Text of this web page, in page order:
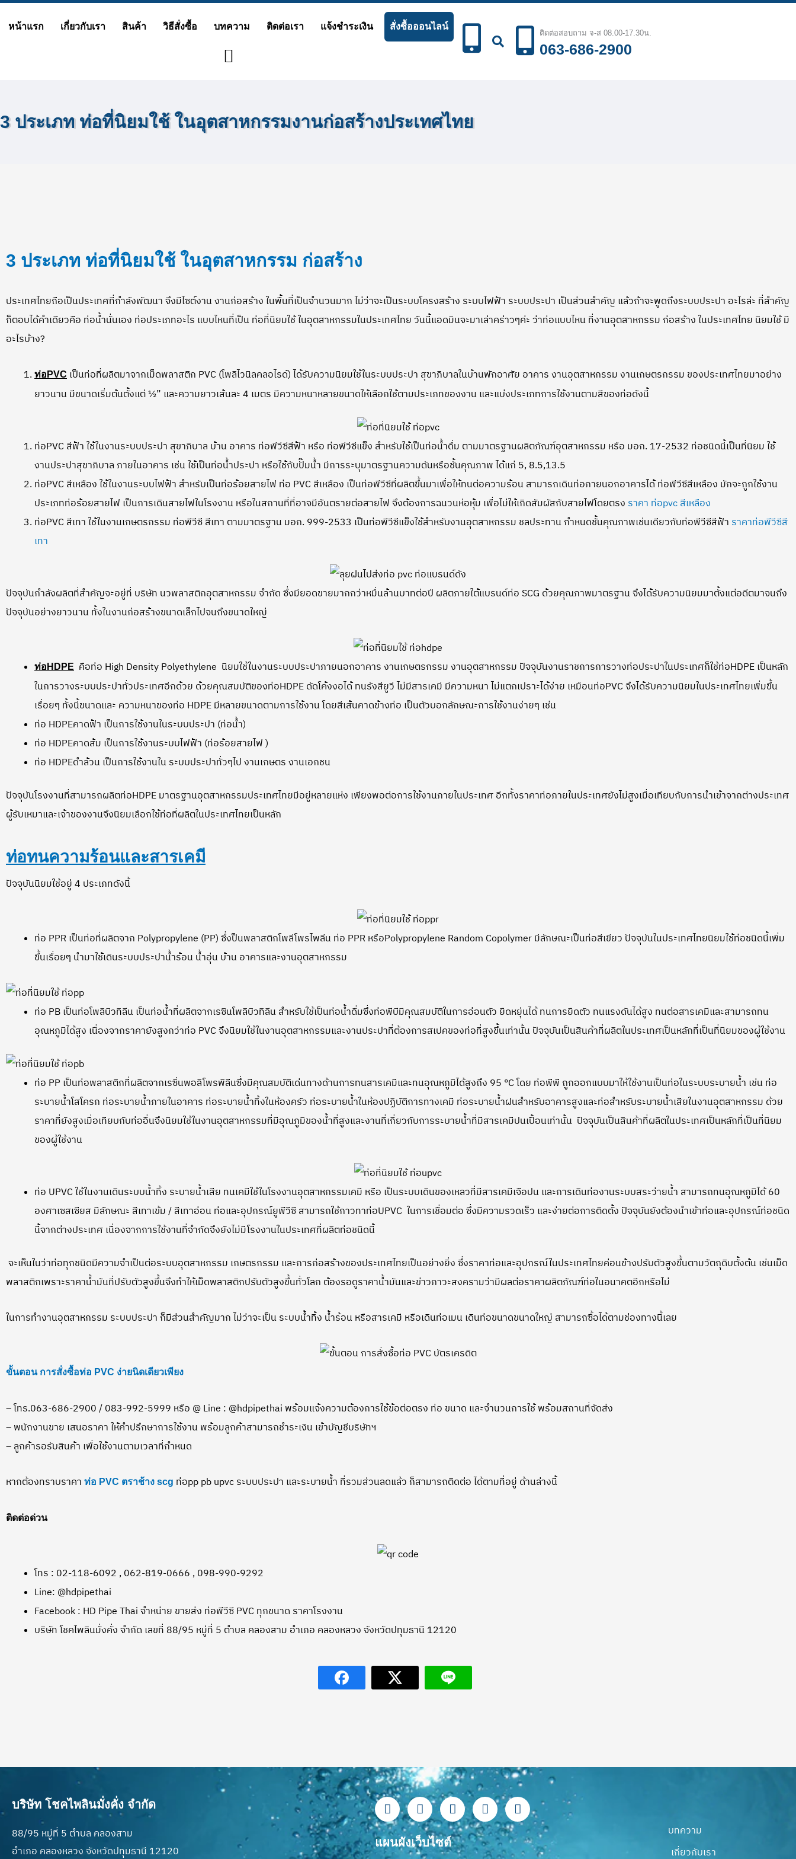
หน้าแรก เกี่ยวกับเรา สินค้า วิธีสั่งซื้อ บทความ ติดต่อเรา แจ้งชำระเงิน สั่งซื้อออนไลน์
ติดต่อสอบถาม จ-ส 08.00-17.30น.
063-686-2900
3 ประเภท ท่อที่นิยมใช้ ในอุตสาหกรรมงานก่อสร้างประเทศไทย
3 ประเภท ท่อที่นิยมใช้ ในอุตสาหกรรม ก่อสร้าง
ประเทศไทยถือเป็นประเทศที่กำลังพัฒนา จึงมีไซต์งาน งานก่อสร้าง ในพื้นที่เป็นจำนวนมาก ไม่ว่าจะเป็นระบบโครงสร้าง ระบบไฟฟ้า ระบบประปา เป็นส่วนสำคัญ แล้วถ้าจะพูดถึงระบบประปา อะไรล่ะ ที่สำคัญ
ก็ตอบได้คำเดียวคือ ท่อน้ำนั่นเอง ท่อประเภทอะไร แบบไหนที่เป็น ท่อที่นิยมใช้ ในอุตสาหกรรมในประเทศไทย วันนี้แอดมินจะมาเล่าคร่าวๆค่ะ ว่าท่อแบบไหน ที่งานอุตสาหกรรม ก่อสร้าง ในประเทศไทย นิยมใช้ มี
อะไรบ้าง?
ท่อPVC เป็นท่อที่ผลิตมาจากเม็ดพลาสติก PVC (โพลิไวนิลคลอไรด์) ได้รับความนิยมใช้ในระบบประปา สุขาภิบาลในบ้านพักอาศัย อาคาร งานอุตสาหกรรม งานเกษตรกรรม ของประเทศไทยมาอย่าง
ยาวนาน มีขนาดเริ่มต้นตั้งแต่ ½” และความยาวเส้นละ 4 เมตร มีความหนาหลายขนาดให้เลือกใช้ตามประเภทของงาน และแบ่งประเภทการใช้งานตามสีของท่อดังนี้
ท่อPVC สีฟ้า ใช้ในงานระบบประปา สุขาภิบาล บ้าน อาคาร ท่อพีวีซีสีฟ้า หรือ ท่อพีวีซีแข็ง สำหรับใช้เป็นท่อน้ำดื่ม ตามมาตรฐานผลิตภัณฑ์อุตสาหกรรม หรือ มอก. 17-2532 ท่อชนิดนี้เป็นที่นิยม ใช้
งานประปาสุขาภิบาล ภายในอาคาร เช่น ใช้เป็นท่อน้ำประปา หรือใช้กับปั๊มน้ำ มีการระบุมาตรฐานความดันหรือชั้นคุณภาพ ได้แก่ 5, 8.5,13.5
ท่อPVC สีเหลือง ใช้ในงานระบบไฟฟ้า สำหรับเป็นท่อร้อยสายไฟ ท่อ PVC สีเหลือง เป็นท่อพีวีซีที่ผลิตขึ้นมาเพื่อให้ทนต่อความร้อน สามารถเดินท่อภายนอกอาคารได้ ท่อพีวีซีสีเหลือง มักจะถูกใช้งาน
ประเภทท่อร้อยสายไฟ เป็นการเดินสายไฟในโรงงาน หรือในสถานที่ที่อาจมีอันตรายต่อสายไฟ จึงต้องการฉนวนห่อหุ้ม เพื่อไม่ให้เกิดสัมผัสกับสายไฟโดยตรง ราคา ท่อpvc สีเหลือง
ท่อPVC สีเทา ใช้ในงานเกษตรกรรม ท่อพีวีซี สีเทา ตามมาตรฐาน มอก. 999-2533 เป็นท่อพีวีซีแข็งใช้สำหรับงานอุตสาหกรรม ชลประทาน กำหนดชั้นคุณภาพเช่นเดียวกับท่อพีวีซีสีฟ้า ราคาท่อพีวีซีสี
เทา
ปัจจุบันกำลังผลิตที่สำคัญจะอยู่ที่ บริษัท นวพลาสติกอุตสาหกรรม จำกัด ซึ่งมียอดขายมากกว่าหมื่นล้านบาทต่อปี ผลิตภายใต้แบรนด์ท่อ SCG ด้วยคุณภาพมาตรฐาน จึงได้รับความนิยมมาตั้งแต่อดีตมาจนถึง
ปัจจุบันอย่างยาวนาน ทั้งในงานก่อสร้างขนาดเล็กไปจนถึงขนาดใหญ่
ท่อ HDPE คือท่อ High Density Polyethylene นิยมใช้ในงานระบบประปาภายนอกอาคาร งานเกษตรกรรม งานอุตสาหกรรม ปัจจุบันงานราชการการวางท่อประปาในประเทศก็ใช้ท่อHDPE เป็นหลัก
ในการวางระบบประปาทั่วประเทศอีกด้วย ด้วยคุณสมบัติของท่อHDPE ดัดโค้งงอได้ ทนรังสียูวี ไม่มีสารเคมี มีความหนา ไม่แตกเปราะได้ง่าย เหมือนท่อPVC จึงได้รับความนิยมในประเทศไทยเพิ่มขึ้น
เรื่อยๆ ทั้งนี้ขนาดและ ความหนาของท่อ HDPE มีหลายขนาดตามการใช้งาน โดยสีเส้นคาดข้างท่อ เป็นตัวบอกลักษณะการใช้งานง่ายๆ เช่น
ท่อ HDPEคาดฟ้า เป็นการใช้งานในระบบประปา (ท่อน้ำ)
ท่อ HDPEคาดส้ม เป็นการใช้งานระบบไฟฟ้า (ท่อร้อยสายไฟ )
ท่อ HDPEดำล้วน เป็นการใช้งานใน ระบบประปาทั่วๆไป งานเกษตร งานเอกชน
ปัจจุบันโรงงานที่สามารถผลิตท่อHDPE มาตรฐานอุตสาหกรรมประเทศไทยมีอยู่หลายแห่ง เพียงพอต่อการใช้งานภายในประเทศ อีกทั้งราคาท่อภายในประเทศยังไม่สูงเมื่อเทียบกับการนำเข้าจากต่างประเทศ
ผู้รับเหมาและเจ้าของงานจึงนิยมเลือกใช้ท่อที่ผลิตในประเทศไทยเป็นหลัก
ท่อทนความร้อนและสารเคมี
ปัจจุบันนิยมใช้อยู่ 4 ประเภทดังนี้
ท่อ PPR เป็นท่อที่ผลิตจาก Polypropylene (PP) ซึ่งป็นพลาสติกโพลีโพรไพลีน ท่อ PPR หรือPolypropylene Random Copolymer มีลักษณะเป็นท่อสีเขียว ปัจจุบันในประเทศไทยนิยมใช้ท่อชนิดนี้เพิ่ม
ขึ้นเรื่อยๆ นำมาใช้เดินระบบประปาน้ำร้อน น้ำอุ่น บ้าน อาคารและงานอุตสาหกรรม
ท่อ PB เป็นท่อโพลิบิวทิลีน เป็นท่อน้ำที่ผลิตจากเรซินโพลิบิวทิลีน สำหรับใช้เป็นท่อน้ำดื่มซึ่งท่อพีบีมีคุณสมบัติในการอ่อนตัว ยืดหยุ่นได้ ทนการยืดตัว ทนแรงดันได้สูง ทนต่อสารเคมีและสามารถทน
อุณหภูมิได้สูง เนื่องจากราคายังสูงกว่าท่อ PVC จึงนิยมใช้ในงานอุตสาหกรรมและงานประปาที่ต้องการสเปคของท่อที่สูงขึ้นเท่านั้น ปัจจุบันเป็นสินค้าที่ผลิตในประเทศเป็นหลักที่เป็นที่นิยมของผู้ใช้งาน
ท่อ PP เป็นท่อพลาสติกที่ผลิตจากเรซิ่นพอลิโพรพิลีนซึ่งมีคุณสมบัติเด่นทางด้านการทนสารเคมีและทนอุณหภูมิได้สูงถึง 95 °C โดย ท่อพีพี ถูกออกแบบมาให้ใช้งานเป็นท่อในระบบระบายน้ำ เช่น ท่อ
ระบายน้ำโสโครก ท่อระบายน้ำภายในอาคาร ท่อระบายน้ำทิ้งในห้องครัว ท่อระบายน้ำในห้องปฏิบัติการทางเคมี ท่อระบายน้ำฝนสำหรับอาคารสูงและท่อสำหรับระบายน้ำเสียในงานอุตสาหกรรม ด้วย
ราคาที่ยังสูงเมื่อเทียบกับท่ออื่นจึงนิยมใช้ในงานอุตสาหกรรมที่มีอุณภูมิของน้ำที่สูงและงานที่เกี่ยวกับการระบายน้ำที่มีสารเคมีปนเปื้อนเท่านั้น ปัจจุบันเป็นสินค้าที่ผลิตในประเทศเป็นหลักที่เป็นที่นิยม
ของผู้ใช้งาน
ท่อ UPVC ใช้ในงานเดินระบบน้ำทิ้ง ระบายน้ำเสีย ทนเคมีใช้ในโรงงานอุตสาหกรรมเคมี หรือ เป็นระบบเดินของเหลวที่มีสารเคมีเจือปน และการเดินท่องานระบบสระว่ายน้ำ สามารถทนอุณหภูมิได้ 60
องศาเซสเซียส มีลักษณะ สีเทาเข้ม / สีเทาอ่อน ท่อและอุปกรณ์ยูพีวีซี สามารถใช้กาวทาท่อUPVC ในการเชื่อมต่อ ซึ่งมีความรวดเร็ว และง่ายต่อการติดตั้ง ปัจจุบันยังต้องนำเข้าท่อและอุปกรณ์ท่อชนิด
นี้จากต่างประเทศ เนื่องจากการใช้งานที่จำกัดจึงยังไม่มีโรงงานในประเทศที่ผลิตท่อชนิดนี้
จะเห็นในว่าท่อทุกชนิดมีความจำเป็นต่อระบบอุตสาหกรรม เกษตรกรรม และการก่อสร้างของประเทศไทยเป็นอย่างยิ่ง ซึ่งราคาท่อและอุปกรณ์ในประเทศไทยค่อนข้างปรับตัวสูงขึ้นตามวัตถุดิบตั้งต้น เช่นเม็ด
พลาสติกเพราะราคาน้ำมันที่ปรับตัวสูงขึ้นจึงทำให้เม็ดพลาสติกปรับตัวสูงขึ้นทั่วโลก ต้องรอดูราคาน้ำมันและข่าวภาวะสงครามว่ามีผลต่อราคาผลิตภัณฑ์ท่อในอนาคตอีกหรือไม่
ในการทำงานอุตสาหกรรม ระบบประปา ก็มีส่วนสำคัญมาก ไม่ว่าจะเป็น ระบบน้ำทิ้ง น้ำร้อน หรือสารเคมี หรือเดินท่อเมน เดินท่อขนาดขนาดใหญ่ สามารถซื้อได้ตามช่องทางนี้เลย
ขั้นตอน การสั่งซื้อท่อ PVC ง่ายนิดเดียวเพียง
– โทร.063-686-2900 / 083-992-5999 หรือ @ Line : @hdpipethai พร้อมแจ้งความต้องการใช้ข้อต่อตรง ท่อ ขนาด และจำนวนการใช้ พร้อมสถานที่จัดส่ง
– พนักงานขาย เสนอราคา ให้คำปรึกษาการใช้งาน พร้อมลูกค้าสามารถชำระเงิน เข้าบัญชีบริษัทฯ
– ลูกค้ารอรับสินค้า เพื่อใช้งานตามเวลาที่กำหนด
หากต้องทราบราคา ท่อ PVC ตราช้าง scg ท่อpp pb upvc ระบบประปา และระบายน้ำ ที่รวมส่วนลดแล้ว ก็สามารถติดต่อ ได้ตามที่อยู่ ด้านล่างนี้
ติดต่อด่วน
โทร : 02-118-6092 , 062-819-0666 , 098-990-9292
Line: @hdpipethai
Facebook : HD Pipe Thai จำหน่าย ขายส่ง ท่อพีวีซี PVC ทุกขนาด ราคาโรงงาน
บริษัท โชคไพลินมั่งคั่ง จำกัด เลขที่ 88/95 หมู่ที่ 5 ตำบล คลองสาม อำเภอ คลองหลวง จังหวัดปทุมธานี 12120
บริษัท โชคไพลินมั่งคั่ง จำกัด
88/95 หมู่ที่ 5 ตำบล คลองสาม
อำเภอ คลองหลวง จังหวัดปทุมธานี 12120
F
a
c
e
b
L
i
n
e
Y
o
u
t
u
T
i
k
t
o
I
n
s
t
a
แผนผังเว็บไซต์
บทความ
เกี่ยวกับเรา